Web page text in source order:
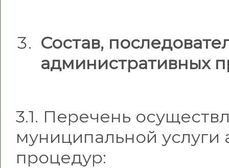
Состав,
административных
3.1. Перечень
муниципальной
процедур: